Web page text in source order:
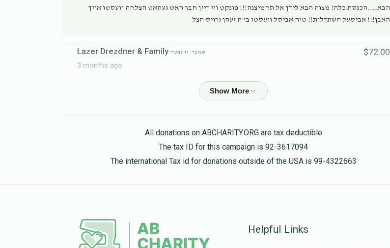
הבא....הכנסת כלה! מצוה הבא לידך אל תחמיצנה!!! פונקט ווי דיין חבר האט געהאט הצלחה וועסטו אויך
האבן!!! אביסעל השתדלות!! טוה אביסל וועסטו ב"ה זעהן גרויס הצל
Lazer Drezdner & Family שמעי’ וועבער
3 months ago
$72.00
מרדכי יואל הענדלערשמעי’ וועבער
All donations on ABCHARITY.ORG are tax deductible
The tax ID for this campaign is 92-3617094
The international Tax id for donations outside of the USA is 99-4322663
Helpful Links